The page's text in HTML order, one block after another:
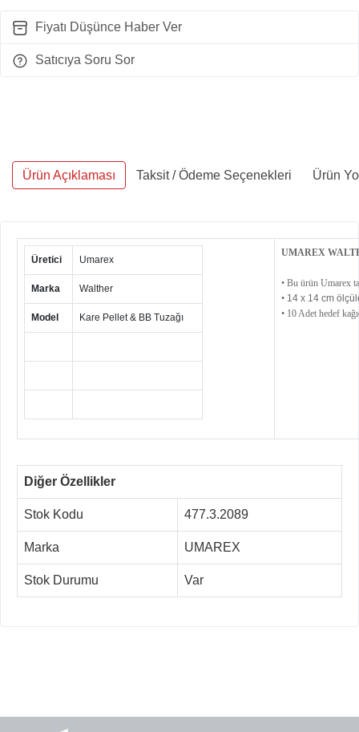
Fiyatı Düşünce Haber Ver
Satıcıya Soru Sor
Ürün Açıklaması Taksit / Ödeme Seçenekleri Ürün
Üretici Umarex
Marka Walther
Model Kare Pellet & BB Tuzağı
UMAREX
• Bu ürün Umarex
• 14 x 14 cm
• 10 Adet hedef
Diğer Özellikler
Stok Kodu 477.3.2089
Marka UMAREX
Stok Durumu Var